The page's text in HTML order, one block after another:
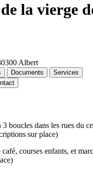
la vierge
Albert
Documents
Services
3 boucles dans les rues du
sur place)
courses enfants, et